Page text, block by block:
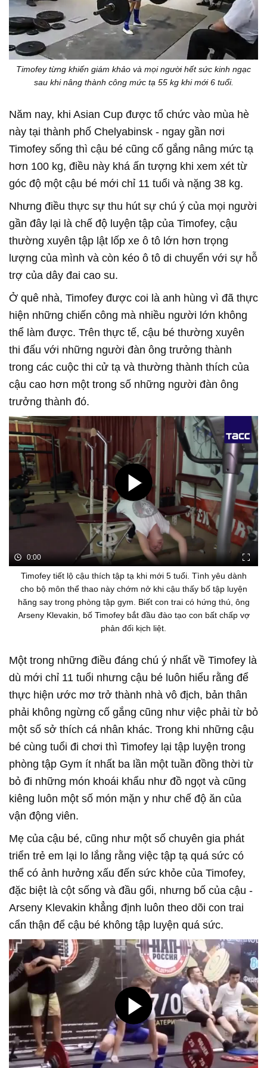
Timofey từng khiến giám khảo và mọi người hết sức kinh ngạc
sau khi nâng thành công mức tạ 55 kg khi mới 6 tuổi.
Năm nay, khi Asian Cup được tổ chức vào mùa hè
này tại thành phố Chelyabinsk - ngay gần nơi
Timofey sống thì cậu bé cũng cố gắng nâng mức tạ
hơn 100 kg, điều này khá ấn tượng khi xem xét từ
góc độ một cậu bé mới chỉ 11 tuổi và nặng 38 kg.
Nhưng điều thực sự thu hút sự chú ý của mọi người
gần đây lại là chế độ luyện tập của Timofey, cậu
thường xuyên tập lật lốp xe ô tô lớn hơn trọng
lượng của mình và còn kéo ô tô di chuyển với sự hỗ
trợ của dây đai cao su.
Ở quê nhà, Timofey được coi là anh hùng vì đã thực
hiện những chiến công mà nhiều người lớn không
thể làm được. Trên thực tế, cậu bé thường xuyên
thi đấu với những người đàn ông trưởng thành
trong các cuộc thi cử tạ và thường thành thích của
cậu cao hơn một trong số những người đàn ông
trưởng thành đó.
0:00
Timofey tiết lộ cậu thích tập tạ khi mới 5 tuổi. Tình yêu dành
cho bộ môn thể thao này chớm nở khi cậu thấy bố tập luyện
hăng say trong phòng tập gym. Biết con trai có hứng thú, ông
Arseny Klevakin, bố Timofey bắt đầu đào tạo con bất chấp vợ
phản đối kịch liệt.
Một trong những điều đáng chú ý nhất về Timofey là
dù mới chỉ 11 tuổi nhưng cậu bé luôn hiểu rằng để
thực hiện ước mơ trở thành nhà vô địch, bản thân
phải không ngừng cố gắng cũng như việc phải từ bỏ
một số sở thích cá nhân khác. Trong khi những cậu
bé cùng tuổi đi chơi thì Timofey lại tập luyện trong
phòng tập Gym ít nhất ba lần một tuần đồng thời từ
bỏ đi những món khoái khẩu như đồ ngọt và cũng
kiêng luôn một số món mặn y như chế độ ăn của
vận động viên.
Mẹ của cậu bé, cũng như một số chuyên gia phát
triển trẻ em lại lo lắng rằng việc tập tạ quá sức có
thể có ảnh hưởng xấu đến sức khỏe của Timofey,
đặc biệt là cột sống và đầu gối, nhưng bố của cậu -
Arseny Klevakin khẳng định luôn theo dõi con trai
cẩn thận để cậu bé không tập luyện quá sức.